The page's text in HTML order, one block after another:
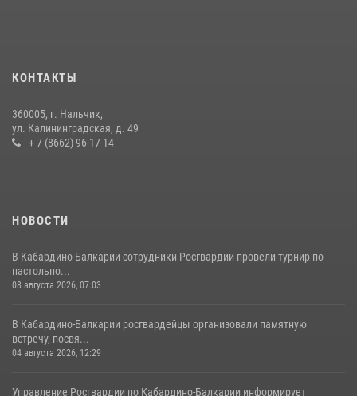
В Кабардино-Балкарии при силовой поддержке Росгвардии изъяты
оружие и наркотические средства
КОНТАКТЫ
360005, г. Нальчик,
ул. Калининградская, д. 49
+ 7 (8662) 96-17-14
НОВОСТИ
В Кабардино-Балкарии сотрудники Росгвардии провели турнир по
настольно...
08 августа 2026, 07:03
В Кабардино-Балкарии росгвардейцы организовали памятную
встречу, посвя...
04 августа 2026, 12:29
Управление Росгвардии по Кабардино-Балкарии информирует